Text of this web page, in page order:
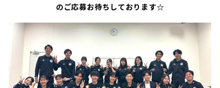
のご応募お待ちしております☆